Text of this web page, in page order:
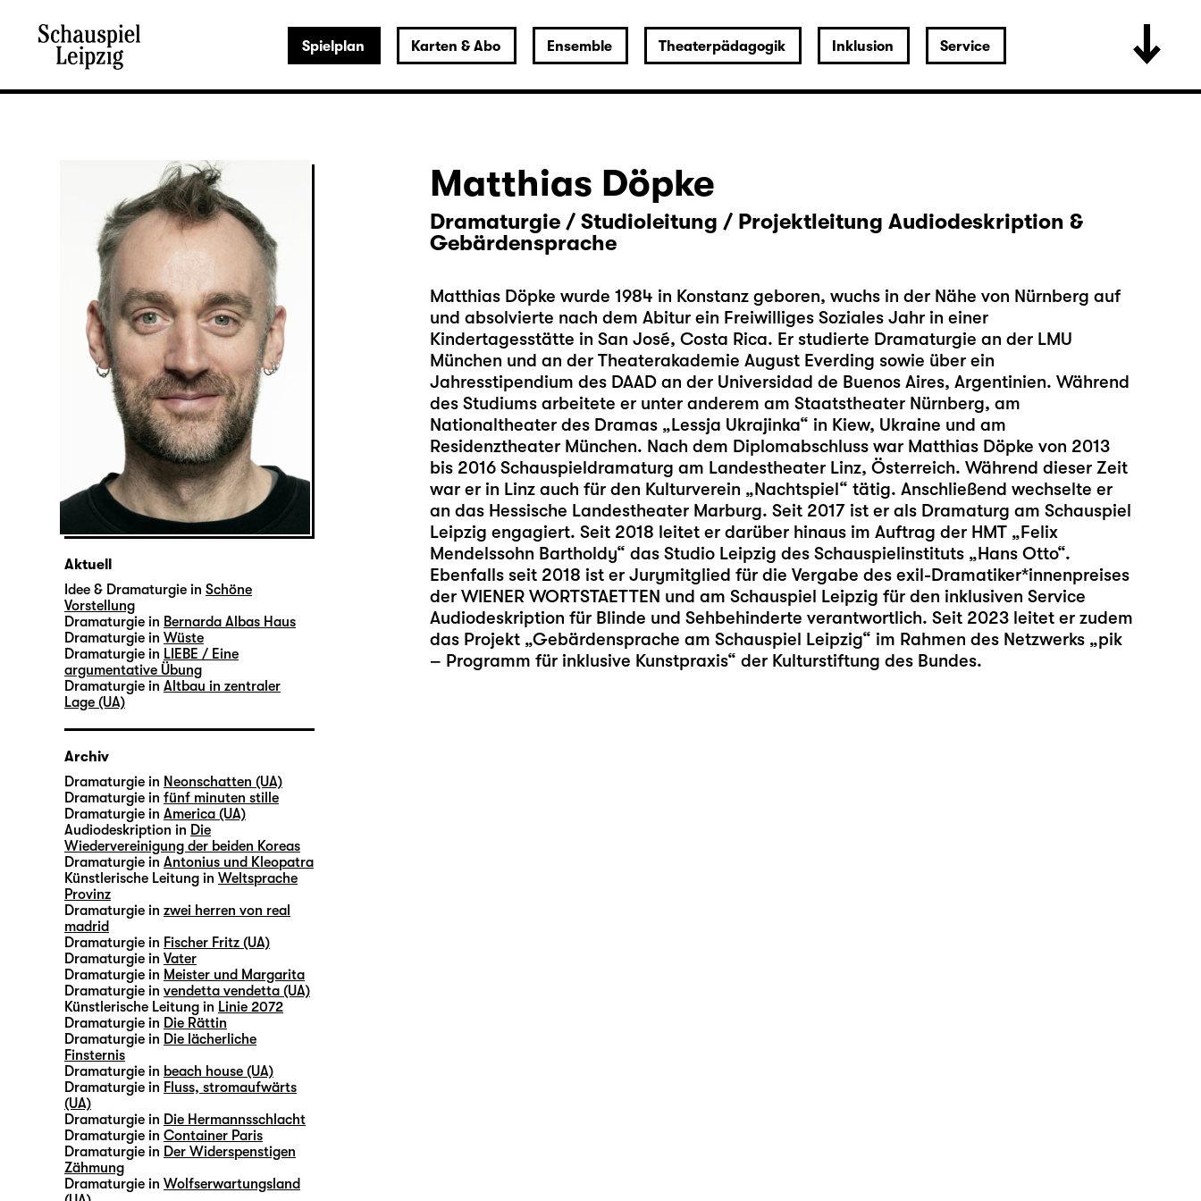
Spielplan Karten & Abo Ensemble Theaterpädagogik Inklusion Service
Matthias Döpke
Dramaturgie / Studioleitung / Projektleitung Audiodeskription &
Gebärdensprache
Matthias Döpke wurde 1984 in Konstanz geboren, wuchs in der Nähe von Nürnberg auf
und absolvierte nach dem Abitur ein Freiwilliges Soziales Jahr in einer
Kindertagesstätte in San José, Costa Rica. Er studierte Dramaturgie an der LMU
München und an der Theaterakademie August Everding sowie über ein
Jahresstipendium des DAAD an der Universidad de Buenos Aires, Argentinien. Während
des Studiums arbeitete er unter anderem am Staatstheater Nürnberg, am
Nationaltheater des Dramas „Lessja Ukrajinka“ in Kiew, Ukraine und am
Residenztheater München. Nach dem Diplomabschluss war Matthias Döpke von 2013
bis 2016 Schauspieldramaturg am Landestheater Linz, Österreich. Während dieser Zeit
war er in Linz auch für den Kulturverein „Nachtspiel“ tätig. Anschließend wechselte er
an das Hessische Landestheater Marburg. Seit 2017 ist er als Dramaturg am Schauspiel
Leipzig engagiert. Seit 2018 leitet er darüber hinaus im Auftrag der HMT „Felix
Mendelssohn Bartholdy“ das Studio Leipzig des Schauspielinstituts „Hans Otto“.
Ebenfalls seit 2018 ist er Jurymitglied für die Vergabe des exil-Dramatiker*innenpreises
der WIENER WORTSTAETTEN und am Schauspiel Leipzig für den inklusiven Service
Audiodeskription für Blinde und Sehbehinderte verantwortlich. Seit 2023 leitet er zudem
das Projekt „Gebärdensprache am Schauspiel Leipzig“ im Rahmen des Netzwerks „pik
– Programm für inklusive Kunstpraxis“ der Kulturstiftung des Bundes.
Aktuell
Idee & Dramaturgie in Schöne
Vorstellung
Dramaturgie in Bernarda Albas Haus
Dramaturgie in Wüste
Dramaturgie in LIEBE / Eine
argumentative Übung
Dramaturgie in Altbau in zentraler
Lage (UA)
Archiv
Dramaturgie in Neonschatten (UA)
Dramaturgie in fünf minuten stille
Dramaturgie in America (UA)
Audiodeskription in Die
Wiedervereinigung der beiden Koreas
Dramaturgie in Antonius und Kleopatra
Künstlerische Leitung in Weltsprache
Provinz
Dramaturgie in zwei herren von real
madrid
Dramaturgie in Fischer Fritz (UA)
Dramaturgie in Vater
Dramaturgie in Meister und Margarita
Dramaturgie in vendetta vendetta (UA)
Künstlerische Leitung in Linie 2072
Dramaturgie in Die Rättin
Dramaturgie in Die lächerliche
Finsternis
Dramaturgie in beach house (UA)
Dramaturgie in Fluss, stromaufwärts
(UA)
Dramaturgie in Die Hermannsschlacht
Dramaturgie in Container Paris
Dramaturgie in Der Widerspenstigen
Zähmung
Dramaturgie in Wolfserwartungsland